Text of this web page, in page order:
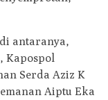
antaranya,
Kapospol
Serda Aziz K
Aiptu Eka